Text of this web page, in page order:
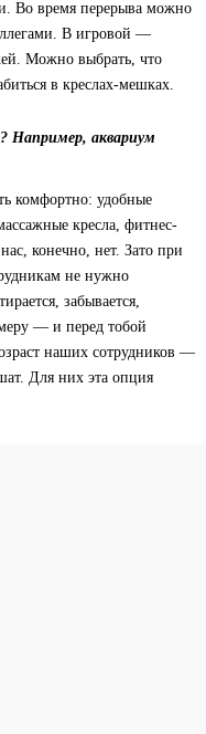
Во время перерыва можно
В игровой —
Можно выбрать, что
в креслах-мешках.
аквариум
комфортно: удобные
кресла, фитнес-
конечно, нет. Зато при
не нужно
забывается,
— и перед тобой
наших сотрудников —
Для них эта опция